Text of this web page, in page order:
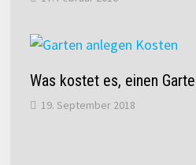
Was kostet es, einen
19. September 2018